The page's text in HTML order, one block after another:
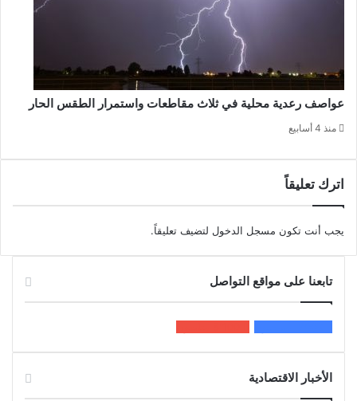
عواصف رعدية محلية في ثلاث مقاطعات واستمرار الطقس الحار
منذ 4 أسابيع
اترك تعليقاً
يجب أنت تكون مسجل الدخول لتضيف تعليقاً.
تابعنا على مواقع التواصل
الأخبار الاقتصادية